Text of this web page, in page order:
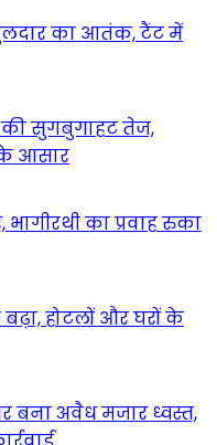
का आतंक, टैंट में
की सुगबुगाहट तेज,
आसार
का प्रवाह रुका
होटलों और घरों के
बना अवैध मजार ध्वस्त,